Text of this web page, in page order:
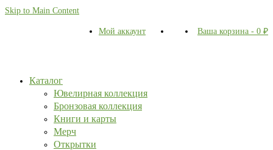
Skip to Main Content
Мой аккаунт Ваша корзина - 0 ₽
Каталог
Ювелирная коллекция
Бронзовая коллекция
Книги и карты
Мерч
Открытки